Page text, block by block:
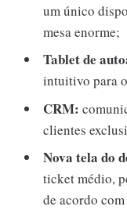
um único
mesa enorme;
Tablet de
intuitivo para
CRM:
clientes
Nova tela do
ticket médio,
de acordo